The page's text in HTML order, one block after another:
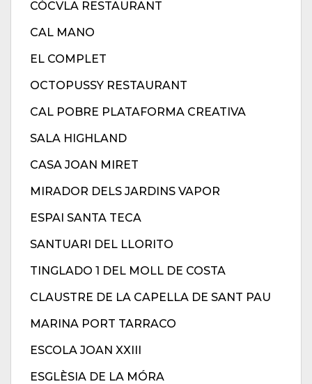
CÒCVLA RESTAURANT
CAL MANO
EL COMPLET
OCTOPUSSY RESTAURANT
CAL POBRE PLATAFORMA CREATIVA
SALA HIGHLAND
CASA JOAN MIRET
MIRADOR DELS JARDINS VAPOR
ESPAI SANTA TECA
SANTUARI DEL LLORITO
TINGLADO 1 DEL MOLL DE COSTA
CLAUSTRE DE LA CAPELLA DE SANT PAU
MARINA PORT TARRACO
ESCOLA JOAN XXIII
ESGLÈSIA DE LA MÓRA